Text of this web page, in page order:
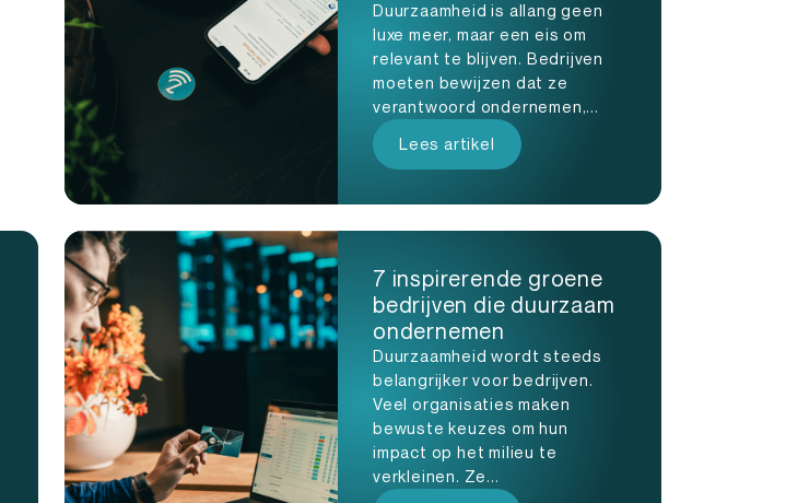
Duurzaamheid is allang geen
luxe meer, maar een eis om
relevant te blijven. Bedrijven
moeten bewijzen dat ze
verantwoord ondernemen,...
Lees artikel
7 inspirerende groene
bedrijven die duurzaam
ondernemen
Duurzaamheid wordt steeds
belangrijker voor bedrijven.
Veel organisaties maken
bewuste keuzes om hun
impact op het milieu te
verkleinen. Ze...